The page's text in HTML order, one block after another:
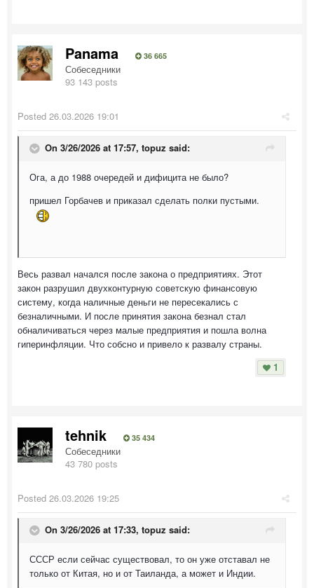
Panama 36 665
Собеседники
93 143 posts
Posted 26.03.2026 19:01
On 3/26/2026 at 17:57, topuz said:
Ога, а до 1988 очередей и дифицита не было?
пришел Горбачев и приказал сделать полки пустыми.
Весь развал начался после закона о предприятиях. Этот
закон разрушил двухконтурную советскую финансовую
систему, когда наличные деньги не пересекались с
безналичными. И после принятия закона безнал стал
обналичиваться через малые предприятия и пошла волна
гиперинфляции. Что собсно и привело к развалу страны.
1
tehnik 35 434
Собеседники
43 780 posts
Posted 26.03.2026 19:25
On 3/26/2026 at 17:33, topuz said:
СССР если сейчас существовал, то он уже отставал не
только от Китая, но и от Таиланда, а может и Индии.